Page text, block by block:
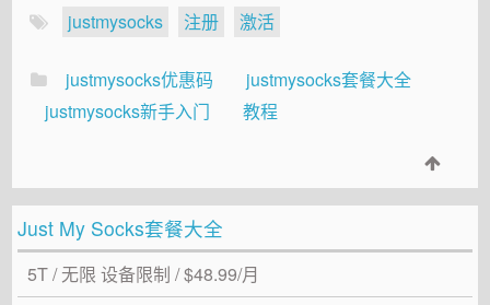
justmysocks 注册 激活
justmysocks优惠码
justmysocks套餐大全
justmysocks新手入门
教程
Just My Socks套餐大全
5T / 无限 设备限制 / $48.99/月